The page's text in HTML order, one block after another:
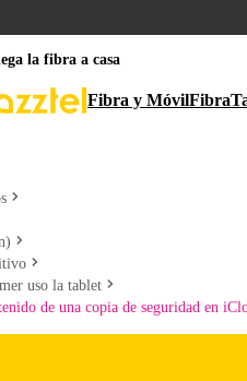
la fibra a casa
Fibra y MóvilFibra
uso la tablet
de una copia de seguridad en